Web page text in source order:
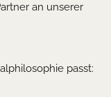
an unserer
passt: